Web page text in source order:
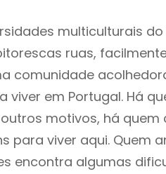
multiculturais
ruas,
comunidade
em Portugal. Há
motivos, há quem
para viver aqui. Quem
encontra algumas